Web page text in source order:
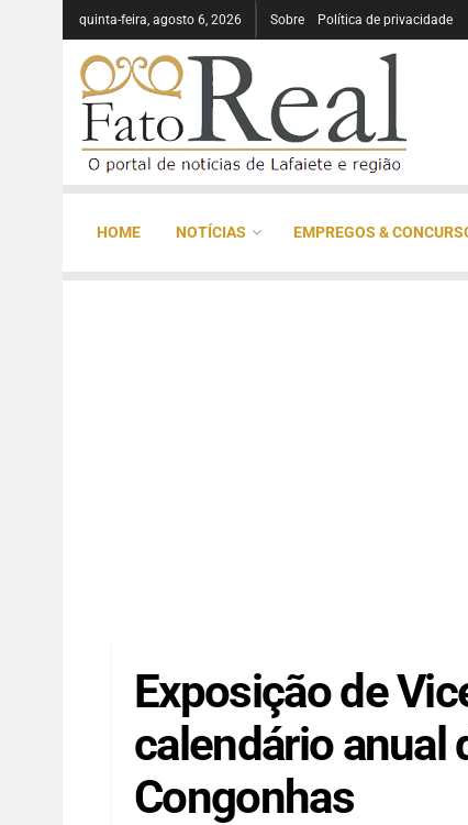
quinta-feira, agosto 6, 2026 Sobre Política de privacidade
HOME NOTÍCIAS EMPREGOS &
Exposição de
calendário anual
Congonhas